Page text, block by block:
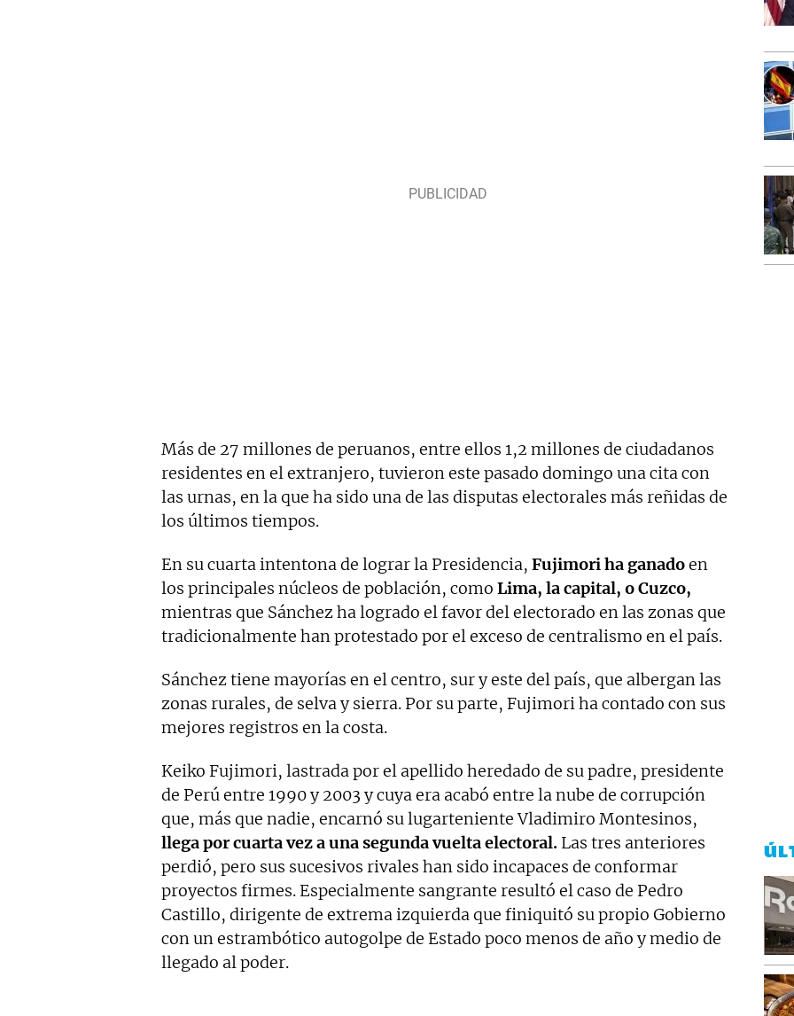
Más de 27 millones de peruanos, entre ellos 1,2 millones de ciudadanos
residentes en el extranjero, tuvieron este pasado domingo una cita con
las urnas, en la que ha sido una de las disputas electorales más reñidas de
los últimos tiempos.
En su cuarta intentona de lograr la Presidencia, Fujimori ha ganadoen
los principales núcleos de población, como Lima, la capital, o Cuzco,
mientras que Sánchez ha logrado el favor del electorado en las zonas que
tradicionalmente han protestado por el exceso de centralismo en el país.
Sánchez tiene mayorías en el centro, sur y este del país, que albergan las
zonas rurales, de selva y sierra. Por su parte, Fujimori ha contado con sus
mejores registros en la costa.
Keiko Fujimori, lastrada por el apellido heredado de su padre, presidente
de Perú entre 1990 y 2003 y cuya era acabó entre la nube de corrupción
que, más que nadie, encarnó su lugarteniente Vladimiro Montesinos,
llega por cuarta vez a una segunda vuelta electoral. Las tres anteriores
perdió, pero sus sucesivos rivales han sido incapaces de conformar
proyectos firmes. Especialmente sangrante resultó el caso de Pedro
Castillo, dirigente de extrema izquierda que finiquitó su propio Gobierno
con un estrambótico autogolpe de Estado poco menos de año y medio de
llegado al poder.